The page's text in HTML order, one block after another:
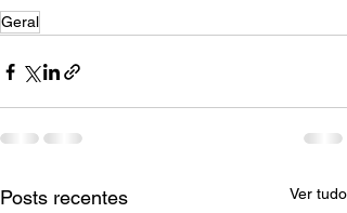
Geral
Posts recentes Ver tudo